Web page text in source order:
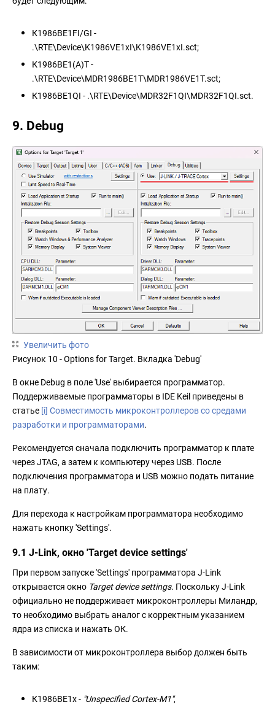
К1986ВЕ1FI/GI -
.\RTE\Device\K1986VE1xI\K1986VE1xI.sct;
К1986ВЕ1(А)Т -
.\RTE\Device\MDR1986BE1T\MDR1986VE1T.sct;
К1986ВЕ1QI - .\RTE\Device\MDR32F1QI\MDR32F1QI.sct.
9. Debug
Увеличить фото
Рисунок 10 - Options for Target. Вкладка 'Debug'
В окне Debug в поле 'Use' выбирается программатор.
Поддерживаемые программаторы в IDE Keil приведены в
статье [i] Совместимость микроконтроллеров со средами
разработки и программаторами.
Рекомендуется сначала подключить программатор к плате
через JTAG, а затем к компьютеру через USB. После
подключения программатора и USB можно подать питание
на плату.
Для перехода к настройкам программатора необходимо
нажать кнопку 'Settings'.
9.1 J-Link, окно 'Target device settings'
При первом запуске 'Settings' программатора J-Link
открывается окно Target device settings. Поскольку J-Link
официально не поддерживает микроконтроллеры Миландр,
то необходимо выбрать аналог с корректным указанием
ядра из списка и нажать ОК.
В зависимости от микроконтроллера выбор должен быть
таким:
К1986ВЕ1x - "Unspecified Cortex-M1",